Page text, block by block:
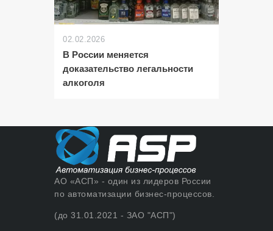
02.02.2026
В России меняется
доказательство легальности
алкоголя
АО «АСП» - один из лидеров России
по автоматизации бизнес-процессов.
(до 31.01.2021 - ЗАО "АСП")